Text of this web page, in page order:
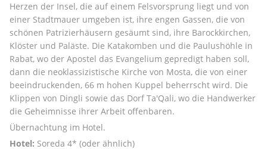
Herzen der Insel, die auf einem Felsvorsprung liegt und von
einer Stadtmauer umgeben ist, ihre engen Gassen, die von
schönen Patrizierhäusern gesäumt sind, ihre Barockkirchen,
Klöster und Paläste. Die Katakomben und die Paulushöhle in
Rabat, wo der Apostel das Evangelium gepredigt haben soll,
dann die neoklassizistische Kirche von Mosta, die von einer
beeindruckenden, 66 m hohen Kuppel beherrscht wird. Die
Klippen von Dingli sowie das Dorf Ta'Qali, wo die Handwerker
die Geheimnisse ihrer Arbeit offenbaren.
Übernachtung im Hotel.
Hotel: Soreda 4* (oder ähnlich)